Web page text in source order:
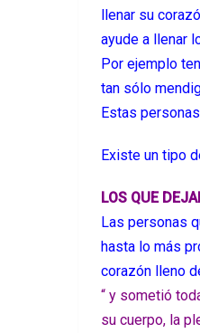
llenar su
ayude a llenar
Por ejemplo
tan sólo
Estas
Existe un tipo
LOS QUE
Las personas
hasta lo más
corazón lleno
“ y sometió
su cuerpo, la